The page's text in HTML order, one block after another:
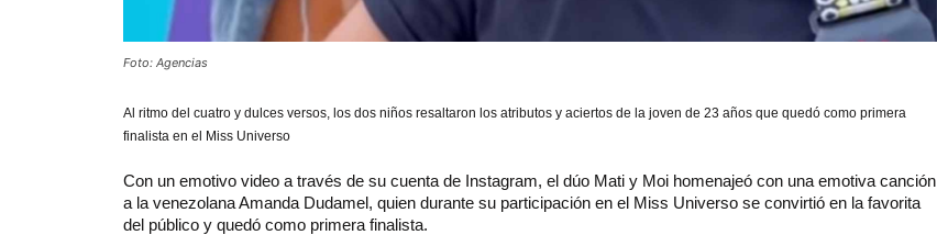
Foto: Agencias
Al ritmo del cuatro y dulces versos, los dos niños resaltaron los atributos y aciertos de la joven de 23 años que quedó como primera
finalista en el Miss Universo
Con un emotivo video a través de su cuenta de Instagram, el dúo Mati y Moi homenajeó con una emotiva canción
a la venezolana Amanda Dudamel, quien durante su participación en el Miss Universo se convirtió en la favorita
del público y quedó como primera finalista.